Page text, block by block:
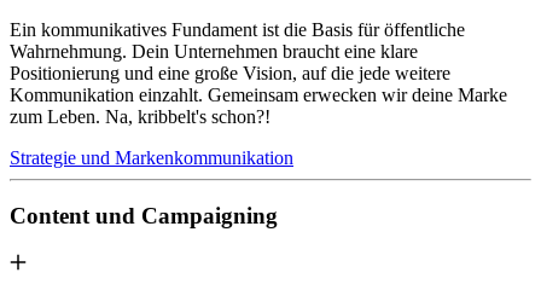
Ein kommunikatives Fundament ist die Basis für öffentliche
Wahrnehmung. Dein Unternehmen braucht eine klare
Positionierung und eine große Vision, auf die jede weitere
Kommunikation einzahlt. Gemeinsam erwecken wir deine Marke
zum Leben. Na, kribbelt's schon?!
Strategie und Markenkommunikation
Content und Campaigning